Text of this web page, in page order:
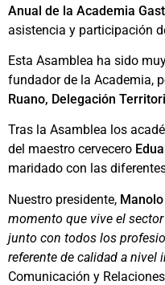
Anual de la Academia
asistencia y participación
Esta Asamblea ha sido
fundador de la Academia,
Ruano, Delegación
Tras la Asamblea los
del maestro cervecero
maridado con las
Nuestro presidente,
momento que vive el
junto con todos los
referente de calidad a nivel
Comunicación y